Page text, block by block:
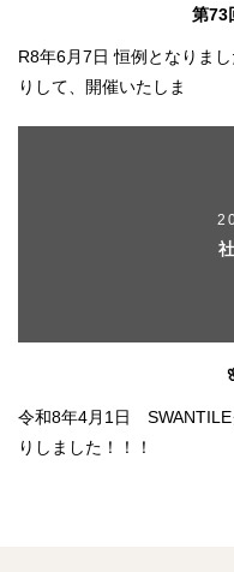
第73
R8年6月7日 恒例となりま
りして、開催いたしま
令和8年4月1日 SWANTILE
りしました！！！